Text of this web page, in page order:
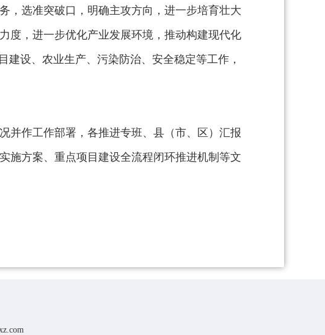
，选准突破口，明确主攻方向，进一步培育壮大
度，进一步优化产业发展环境，推动构建现代化
设、农业生产、污染防治、安全稳定等工作，
并作工作部署，各推进专班、县（市、区）汇报
施方案、重点项目建设全流程闭环推进机制等文